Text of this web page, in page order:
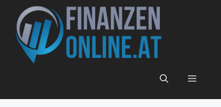
Inhalt
springen
Menü